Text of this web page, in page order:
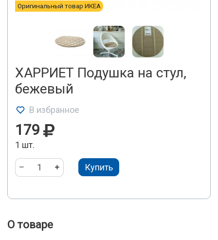
Оригинальный товар ИКЕА
ХАРРИЕТ Подушка на стул,
бежевый
В избранное
179
1 шт.
Купить
О товаре